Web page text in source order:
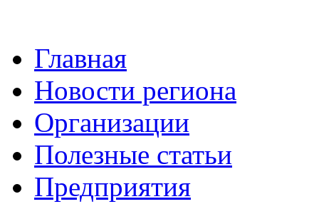
Главная
Новости региона
Организации
Полезные статьи
Предприятия